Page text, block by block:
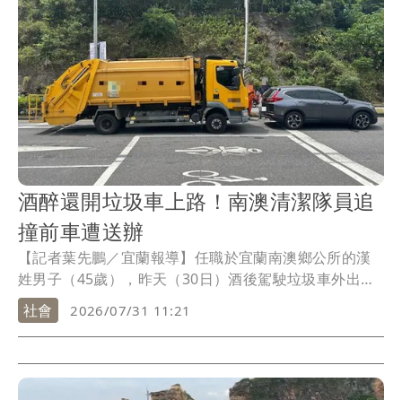
酒醉還開垃圾車上路！南澳清潔隊員追
撞前車遭送辦
【記者葉先鵬／宜蘭報導】任職於宜蘭南澳鄉公所的漢
姓男子（45歲），昨天（30日）酒後駕駛垃圾車外出執
勤，不料路途中卻突然追撞前車，事後警方已依公共危
險罪送辦，後續南澳鄉公所也將依規定進行懲處。
社會 2026/07/31 11:21